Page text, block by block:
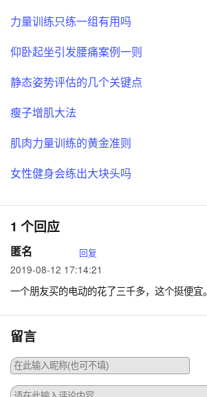
力量训练只练一组有用吗
仰卧起坐引发腰痛案例一则
静态姿势评估的几个关键点
瘦子增肌大法
肌肉力量训练的黄金准则
女性健身会练出大块头吗
1 个回应
匿名 回复
2019-08-12 17:14:21
一个朋友买的电动的花了三千多，这个挺便宜。
留言